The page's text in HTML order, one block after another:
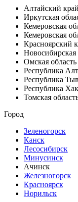
Алтайский край
Иркутская
Кемеровская
Кемеровская
Красноярский
Новосибирская
Омская область
Республика
Республика
Республика
Томская
Город
Зеленогорск
Канск
Лесосибирск
Минусинск
Ачинск
Железногорск
Красноярск
Норильск